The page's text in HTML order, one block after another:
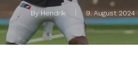
By Hendrik 9. August 2024